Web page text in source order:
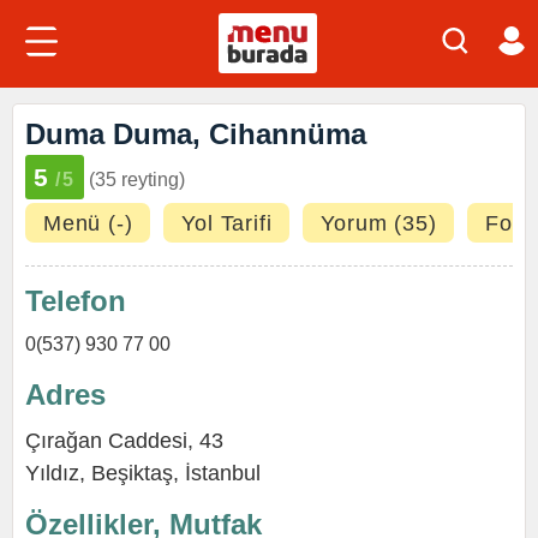
Duma Duma, Cihannüma
5 /5 (35 reyting)
Menü (-) Yol Tarifi Yorum (35)
Telefon
0(537) 930 77 00
Adres
Çırağan Caddesi, 43
Yıldız, Beşiktaş, İstanbul
Özellikler, Mutfak